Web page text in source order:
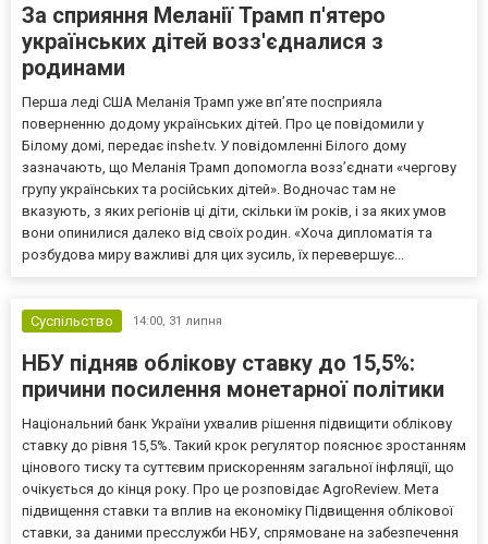
За сприяння Меланії Трамп п'ятеро
українських дітей возз'єдналися з
родинами
Перша леді США Меланія Трамп уже впʼяте посприяла
поверненню додому українських дітей. Про це повідомили у
Білому домі, передає inshe.tv. У повідомленні Білого дому
зазначають, що Меланія Трамп допомогла возз’єднати «чергову
групу українських та російських дітей». Водночас там не
вказують, з яких регіонів ці діти, скільки їм років, і за яких умов
вони опинилися далеко від своїх родин. «Хоча дипломатія та
розбудова миру важливі для цих зусиль, їх перевершує...
Суспільство 14:00, 31 липня
НБУ підняв облікову ставку до 15,5%:
причини посилення монетарної політики
Національний банк України ухвалив рішення підвищити облікову
ставку до рівня 15,5%. Такий крок регулятор пояснює зростанням
цінового тиску та суттєвим прискоренням загальної інфляції, що
очікується до кінця року. Про це розповідає AgroReview. Мета
підвищення ставки та вплив на економіку Підвищення облікової
ставки, за даними пресслужби НБУ, спрямоване на забезпечення